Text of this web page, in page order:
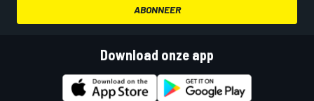
ABONNEER
Download onze app